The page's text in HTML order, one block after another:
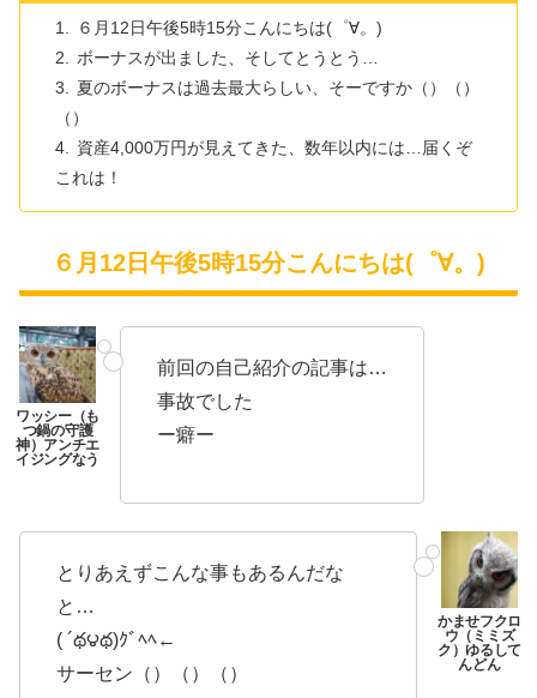
６月12日午後5時15分こんにちは(゜∀。)
ボーナスが出ました、そしてとうとう…
夏のボーナスは過去最大らしい、そーですか（）（）
（）
資産4,000万円が見えてきた、数年以内には…届くぞ
これは！
６月12日午後5時15分こんにちは(゜∀。)
前回の自己紹介の記事は…
事故でした
ー癖ー
とりあえずこんな事もあるんだな
と…
( ´థ౪థ)ｸﾞﾍﾍ←
サーセン（）（）（）